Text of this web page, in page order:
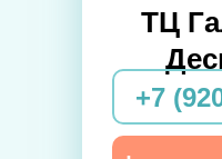
ТЦ
+7